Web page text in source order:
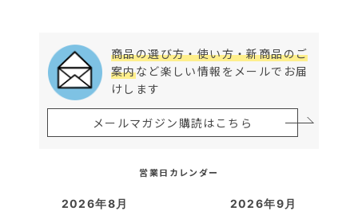
商品の選び方・使い方・新商品のご
案内など楽しい情報をメールでお届
けします
メールマガジン購読はこちら
営業日カレンダー
2026年8月 2026年9月